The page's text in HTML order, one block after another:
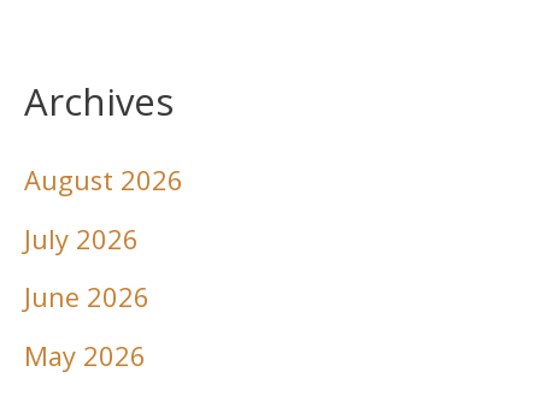
Archives
August 2026
July 2026
June 2026
May 2026